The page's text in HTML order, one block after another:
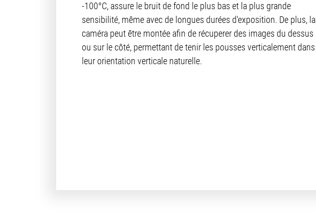
-100°C, assure le bruit de fond le plus bas et la plus grande
sensibilité, même avec de longues durées d'exposition. De plus, la
caméra peut être montée afin de récuperer des images du dessus
ou sur le côté, permettant de tenir les pousses verticalement dans
leur orientation verticale naturelle.